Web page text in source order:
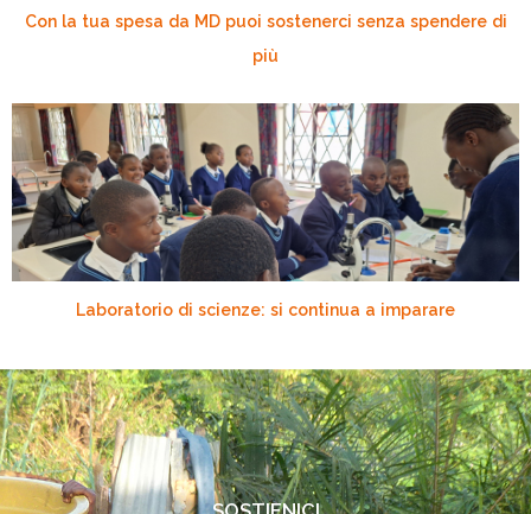
Con la tua spesa da MD puoi sostenerci senza spendere di
più
Laboratorio di scienze: si continua a imparare